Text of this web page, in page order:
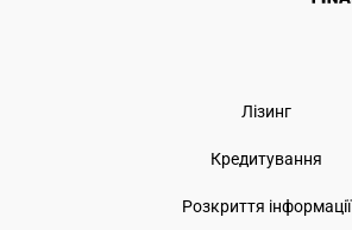
Лізинг
Кредитування
Розкриття інформації